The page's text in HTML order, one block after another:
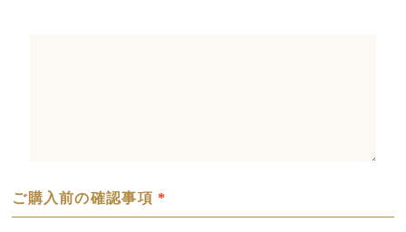
ご購入前の確認事項 *